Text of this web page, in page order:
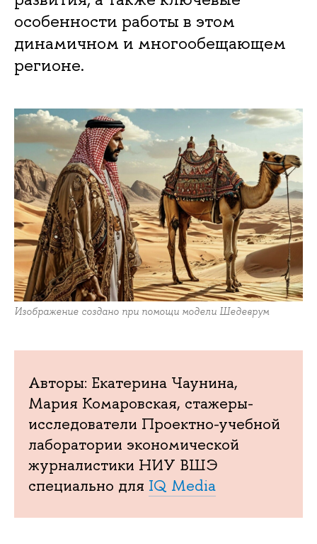
особенности работы в этом
динамичном и многообещающем
регионе.
Изображение создано при помощи модели Шедеврум
Авторы: Екатерина Чаунина,
Мария Комаровская, стажеры-
исследователи Проектно-учебной
лаборатории экономической
журналистики НИУ ВШЭ
специально для IQ Media